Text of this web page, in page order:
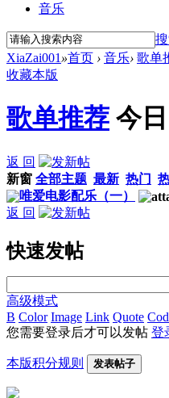
音乐
XiaZai001 »首页 › 音乐› 歌单
收藏本版
歌单推荐 今
返 回
新窗 全部主题 最新 热门
唯爱电影配乐（一）
返 回
快速发帖
高级模式
B Color Image Link Quote
您需要登录后才可以发帖 登
本版积分规则 发表帖子